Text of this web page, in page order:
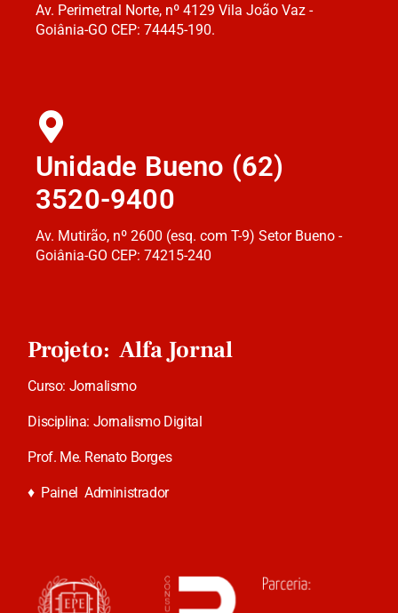
Av. Perimetral Norte, nº 4129 Vila João Vaz -
Goiânia-GO CEP: 74445-190.
Unidade Bueno (62)
3520-9400
Av. Mutirão, nº 2600 (esq. com T-9) Setor Bueno -
Goiânia-GO CEP: 74215-240
Projeto: Alfa Jornal
Curso: Jornalismo
Disciplina: Jornalismo Digital
Prof. Me. Renato Borges
♦ Painel Administrador